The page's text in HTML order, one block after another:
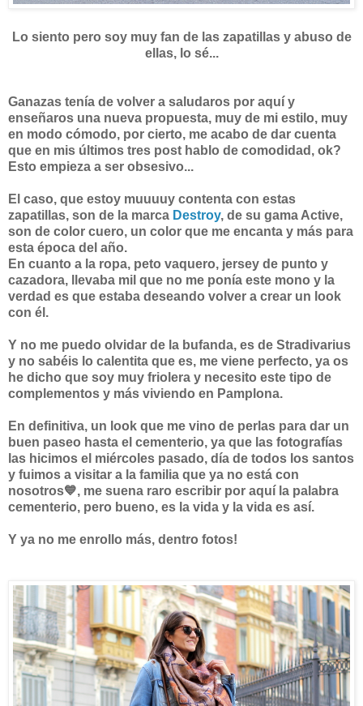
Lo siento pero soy muy fan de las zapatillas y abuso de
ellas, lo sé...
Ganazas tenía de volver a saludaros por aquí y
enseñaros una nueva propuesta, muy de mi estilo, muy
en modo cómodo, por cierto, me acabo de dar cuenta
que en mis últimos tres post hablo de comodidad, ok?
Esto empieza a ser obsesivo...
El caso, que estoy muuuuy contenta con estas
zapatillas, son de la marca Destroy, de su gama Active,
son de color cuero, un color que me encanta y más para
esta época del año.
En cuanto a la ropa, peto vaquero, jersey de punto y
cazadora, llevaba mil que no me ponía este mono y la
verdad es que estaba deseando volver a crear un look
con él.
Y no me puedo olvidar de la bufanda, es de Stradivarius
y no sabéis lo calentita que es, me viene perfecto, ya os
he dicho que soy muy friolera y necesito este tipo de
complementos y más viviendo en Pamplona.
En definitiva, un look que me vino de perlas para dar un
buen paseo hasta el cementerio, ya que las fotografías
las hicimos el miércoles pasado, día de todos los santos
y fuimos a visitar a la familia que ya no está con
nosotros💙, me suena raro escribir por aquí la palabra
cementerio, pero bueno, es la vida y la vida es así.
Y ya no me enrollo más, dentro fotos!